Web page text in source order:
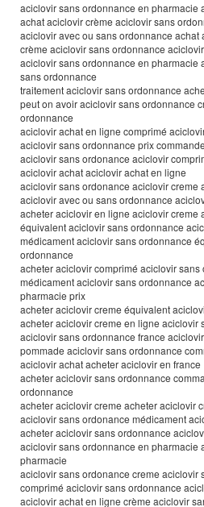
aciclovir sans ordonnance en pharmacie
achat aciclovir crème aciclovir sans
aciclovir avec ou sans ordonnance achat
crème aciclovir sans ordonnance
aciclovir sans ordonnance en pharmacie
sans ordonnance
traitement aciclovir sans ordonnance
peut on avoir aciclovir sans ordonnance
ordonnance
aciclovir achat en ligne comprimé
aciclovir sans ordonnance prix
aciclovir sans ordonance aciclovir
aciclovir achat aciclovir achat en ligne
aciclovir sans ordonance aciclovir creme
aciclovir avec ou sans ordonnance
acheter aciclovir en ligne aciclovir creme
équivalent aciclovir sans ordonnance
médicament aciclovir sans ordonnance
ordonnance
acheter aciclovir comprimé aciclovir
médicament aciclovir sans ordonnance
pharmacie prix
acheter aciclovir creme équivalent
acheter aciclovir creme en ligne aciclovir
aciclovir sans ordonnance france
pommade aciclovir sans ordonnance
aciclovir achat acheter aciclovir en france
acheter aciclovir sans ordonnance
ordonnance
acheter aciclovir creme acheter aciclovir
aciclovir sans ordonance médicament
acheter aciclovir sans ordonnance
aciclovir sans ordonnance en pharmacie
pharmacie
aciclovir sans ordonance creme aciclovir
comprimé aciclovir sans ordonnance
aciclovir achat en ligne crème aciclovir